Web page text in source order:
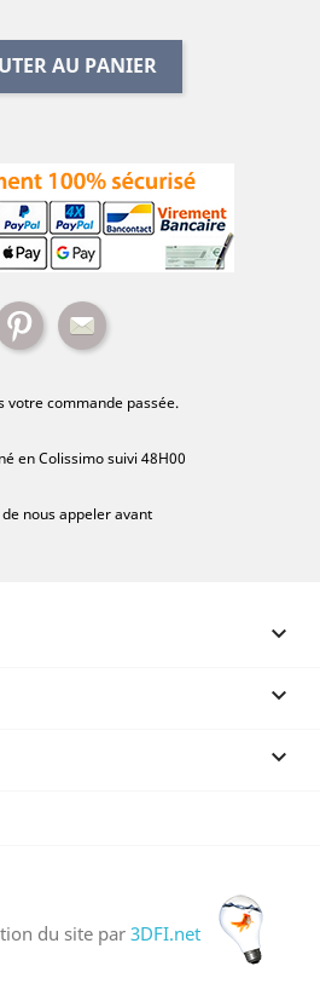
AU PANIER
Pinterest
votre commande passée.
en Colissimo suivi 48H00
nous appeler avant



du site par 3DFI.net